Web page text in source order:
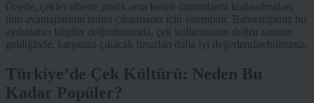
Özetle, çekler elbette pratik ama belirli durumlarda kullanılmaları,
tüm avantajlarının tadını çıkarmanız için önemlidir. Bahsettiğimiz bu
aydınlatıcı bilgiler doğrultusunda, çek kullanmanın doğru zamanı
geldiğinde, karşınıza çıkacak fırsatları daha iyi değerlendirebilirsiniz.
Türkiye’de Çek Kültürü: Neden Bu
Kadar Popüler?